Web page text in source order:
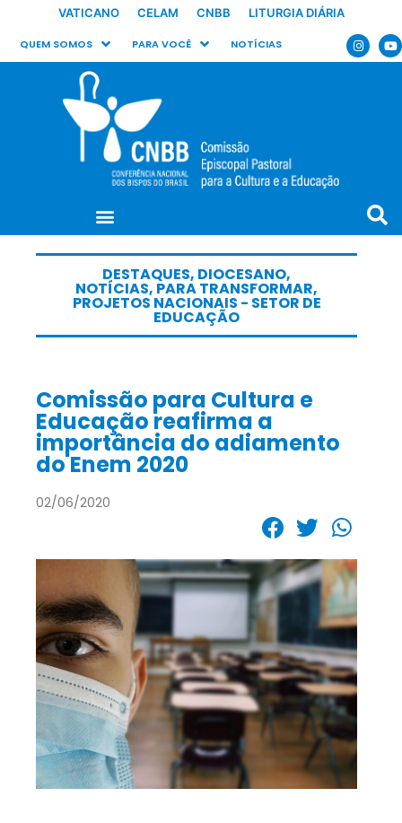
VATICANO CELAM CNBB LITURGIA DIÁRIA
QUEM SOMOS PARA VOCÊ NOTÍCIAS
DESTAQUES, DIOCESANO,
NOTÍCIAS, PARA TRANSFORMAR,
PROJETOS NACIONAIS - SETOR DE
EDUCAÇÃO
Comissão para Cultura e
Educação reafirma a
importância do adiamento
do Enem 2020
02/06/2020